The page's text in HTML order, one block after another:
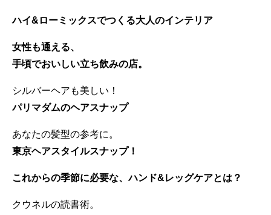
ハイ&ローミックスでつくる大人のインテリア
女性も通える、
手頃でおいしい立ち飲みの店。
シルバーヘアも美しい！
パリマダムのヘアスナップ
あなたの髪型の参考に。
東京ヘアスタイルスナップ！
これからの季節に必要な、ハンド&レッグケアとは？
クウネルの読書術。